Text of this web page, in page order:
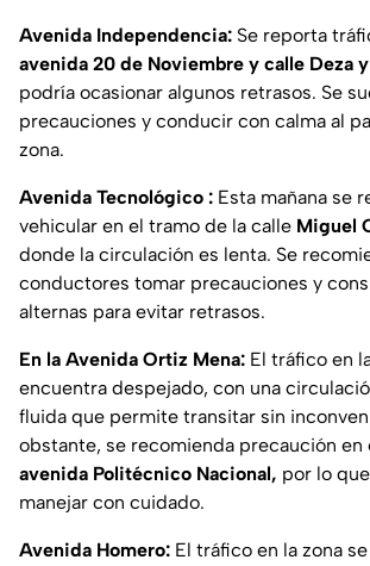
Avenida Independencia: Se reporta
avenida 20 de Noviembre y calle Deza
podría ocasionar algunos retrasos. Se
precauciones y conducir con calma al
zona.
Avenida Tecnológico : Esta mañana se
vehicular en el tramo de la calle Miguel
donde la circulación es lenta. Se
conductores tomar precauciones y
alternas para evitar retrasos.
En la Avenida Ortiz Mena: El tráfico en
encuentra despejado, con una
fluida que permite transitar sin
obstante, se recomienda precaución en
avenida Politécnico Nacional, por lo
manejar con cuidado.
Avenida Homero: El tráfico en la zona